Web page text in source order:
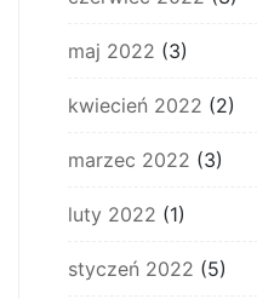
maj 2022 (3)
kwiecień 2022 (2)
marzec 2022 (3)
luty 2022 (1)
styczeń 2022 (5)